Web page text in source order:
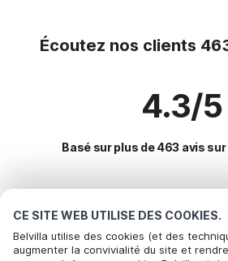
CE SITE WEB UTILISE DES COOKIES.
Belvilla utilise des cookies (et des
augmenter la convivialité du site et
Écoutez nos clients
4.3/5
Basé sur plus de 463 avis
Destinations les plus
vacances